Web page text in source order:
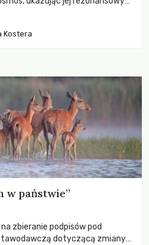
Kostera
w państwie”
zbieranie podpisów pod
dotyczącą zmiany